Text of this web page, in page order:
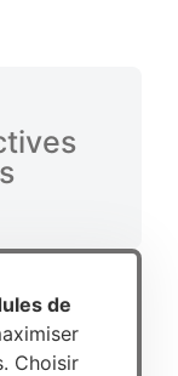
de
Choisir